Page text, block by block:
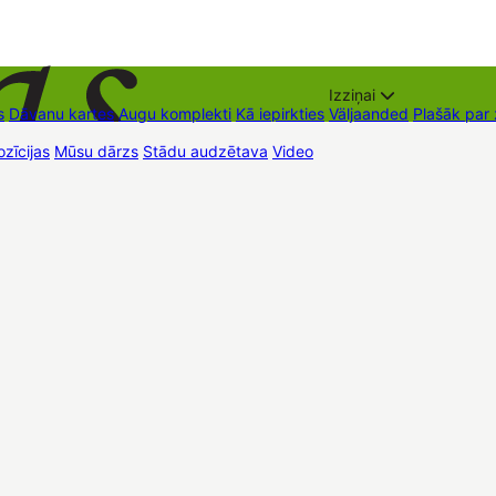
Dāvanu kartes Augu komplekti Kā iepirkties
Izziņai
Väljaanded Plašāk par
Mūsu dārzs Stādu audzētava Video